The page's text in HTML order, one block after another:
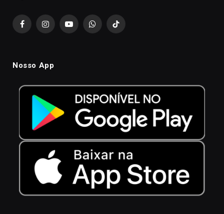
FacebookInstagramYouTubeWhatsAppTikTok
Nosso App